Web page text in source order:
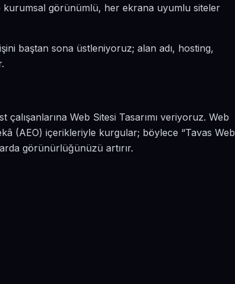
kurumsal görünümlü, her ekrana uyumlu siteler
baştan sona üstleniyoruz; alan adı, hosting,
Web Sitesi Tasarımı veriyoruz. Web
(AEO) içerikleriyle kurgular; böylece “Tavas Web
görünürlüğünüzü artırır.